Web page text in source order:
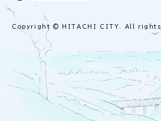
Copyright © HITACHI CITY. All rights